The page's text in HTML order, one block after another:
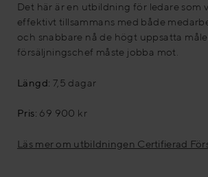
Det här är en utbildning för ledare som
effektivt tillsammans med både
och snabbare nå de högt uppsatta
försäljningschef måste jobba mot.
Längd: 7,5 dagar
Pris: 69 900 kr
Läs mer om utbildningen Certifierad